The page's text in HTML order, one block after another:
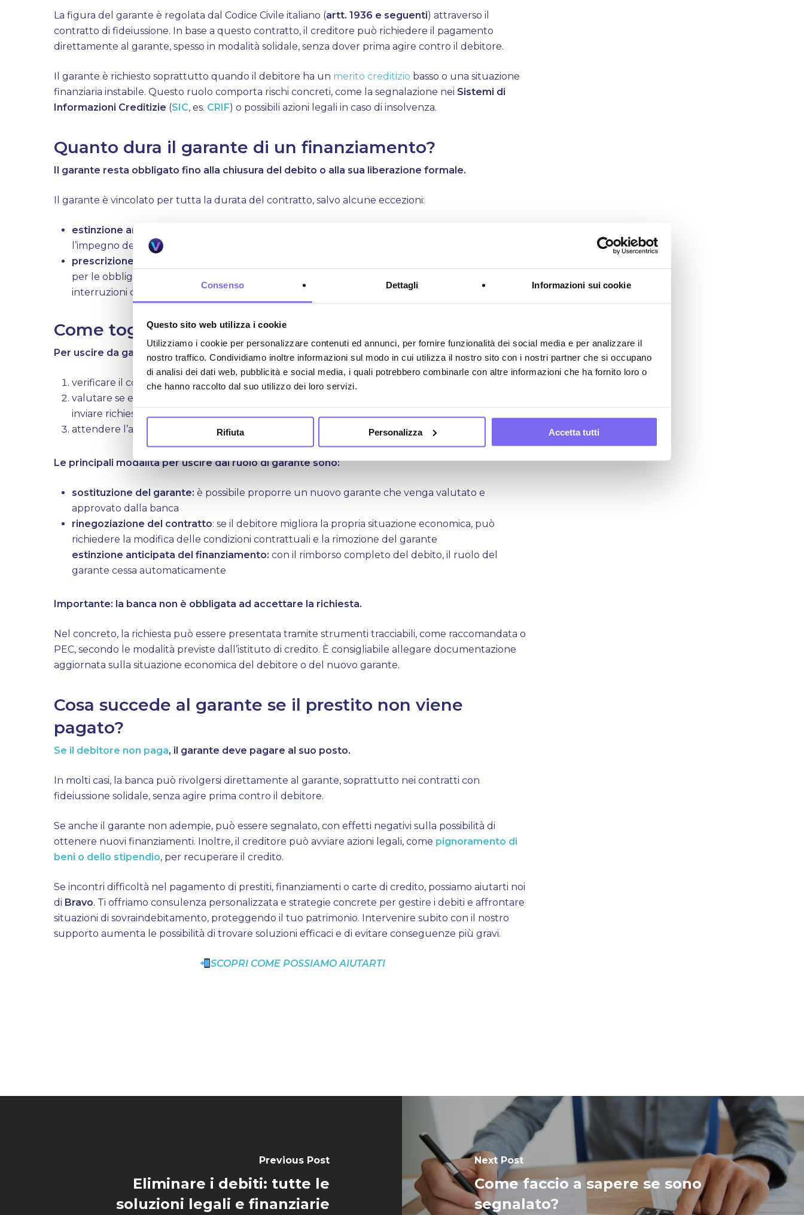
Consenso Dettagli Informazioni sui cookie
Questo sito web utilizza i cookie
Utilizziamo i cookie per personalizzare contenuti ed annunci, per fornire funzionalità dei social media e per analizzare il
nostro traffico. Condividiamo inoltre informazioni sul modo in cui utilizza il nostro sito con i nostri partner che si occupano
di analisi dei dati web, pubblicità e social media, i quali potrebbero combinarle con altre informazioni che ha fornito loro o
che hanno raccolto dal suo utilizzo dei loro servizi.
Rifiuta Personalizza Accetta tutti
La figura del garante è regolata dal Codice Civile italiano (artt. 1936 e seguenti) attraverso il
contratto di fideiussione. In base a questo contratto, il creditore può richiedere il pagamento
direttamente al garante, spesso in modalità solidale, senza dover prima agire contro il debitore.
Il garante è richiesto soprattutto quando il debitore ha un merito creditizio basso o una situazione
finanziaria instabile. Questo ruolo comporta rischi concreti, come la segnalazione nei Sistemi di
Informazioni Creditizie (SIC, es. CRIF) o possibili azioni legali in caso di insolvenza.
Quanto dura il garante di un finanziamento?
Il garante resta obbligato fino alla chiusura del debito o alla sua liberazione formale.
Il garante è vincolato per tutta la durata del contratto, salvo alcune eccezioni:
estinzione anticipata del finanziamento:
l’impegno del garante termina
prescrizione del debito:
per le obbligazioni contrattuali è generalmente di 10 anni (
interruzioni dovute ad atti del creditore (come solleciti o azioni legali)
Come togliersi da garante di un finanziamento?
Per uscire da garante, devi seguire questi passaggi:
verificare il contratto di fideiussione
valutare se esistono le condizioni (nuovo garante o miglioramento economico)
inviare richiesta formale alla banca (raccomandata o PEC)
attendere l’approvazione dell’istituto di credito
Le principali modalità per uscire dal ruolo di garante sono:
sostituzione del garante: è possibile proporre un nuovo garante che venga valutato e
approvato dalla banca
rinegoziazione del contratto: se il debitore migliora la propria situazione economica, può
richiedere la modifica delle condizioni contrattuali e la rimozione del garante
estinzione anticipata del finanziamento: con il rimborso completo del debito, il ruolo del
garante cessa automaticamente
Importante: la banca non è obbligata ad accettare la richiesta.
Nel concreto, la richiesta può essere presentata tramite strumenti tracciabili, come raccomandata o
PEC, secondo le modalità previste dall’istituto di credito. È consigliabile allegare documentazione
aggiornata sulla situazione economica del debitore o del nuovo garante.
Cosa succede al garante se il prestito non viene
pagato?
Se il debitore non paga, il garante deve pagare al suo posto.
In molti casi, la banca può rivolgersi direttamente al garante, soprattutto nei contratti con
fideiussione solidale, senza agire prima contro il debitore.
Se anche il garante non adempie, può essere segnalato, con effetti negativi sulla possibilità di
ottenere nuovi finanziamenti. Inoltre, il creditore può avviare azioni legali, come pignoramento di
beni o dello stipendio, per recuperare il credito.
Se incontri difficoltà nel pagamento di prestiti, finanziamenti o carte di credito, possiamo aiutarti noi
di Bravo. Ti offriamo consulenza personalizzata e strategie concrete per gestire i debiti e affrontare
situazioni di sovraindebitamento, proteggendo il tuo patrimonio. Intervenire subito con il nostro
supporto aumenta le possibilità di trovare soluzioni efficaci e di evitare conseguenze più gravi.
SCOPRI COME POSSIAMO AIUTARTI
Previous Post
Eliminare i debiti: tutte le
soluzioni legali e finanziarie
Next Post
Come faccio a sapere se sono
segnalato?